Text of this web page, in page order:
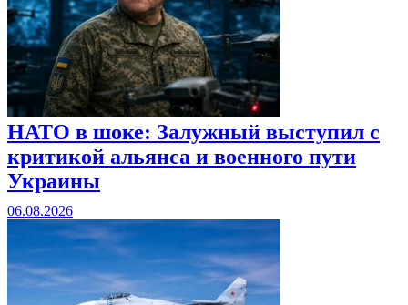
НАТО в шоке: Залужный выступил с
критикой альянса и военного пути
Украины
06.08.2026